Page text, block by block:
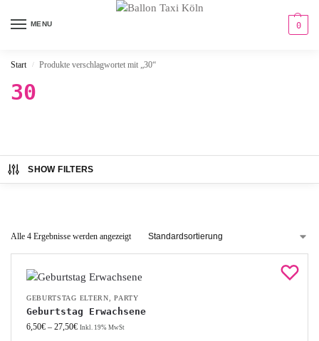
MENU 0
Start / Produkte verschlagwortet mit „30“
30
SHOW FILTERS
Alle 4 Ergebnisse werden angezeigt
GEBURTSTAG ELTERN ,PARTY
Geburtstag Erwachsene
6,50€– 27,50€ Inkl. 19% MwSt